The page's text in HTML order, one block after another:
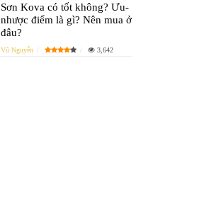
Sơn Kova có tốt không? Ưu-
nhược điểm là gì? Nên mua ở
đâu?
Vũ Nguyễn 3,642